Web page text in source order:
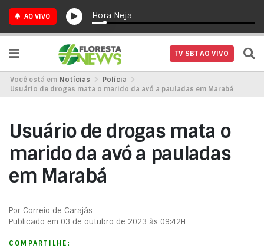
AO VIVO Hora Neja
TV SBT AO VIVO
Você está em Notícias
Polícia
Usuário de drogas mata o marido da avó a pauladas em Marabá
Usuário de drogas mata o
marido da avó a pauladas
em Marabá
Por Correio de Carajás
Publicado em 03 de outubro de 2023 às 09:42H
COMPARTILHE: